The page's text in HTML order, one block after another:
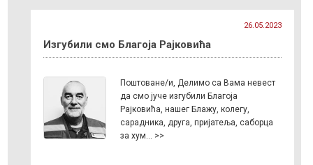
26.05.2023
Изгубили смо Благоја Рајковића
Поштоване/и, Делимо са Вама невест
да смо јуче изгубили Благоја
Рајковића, нашег Блажу, колегу,
сарадника, друга, пријатеља, саборца
за хум… >>